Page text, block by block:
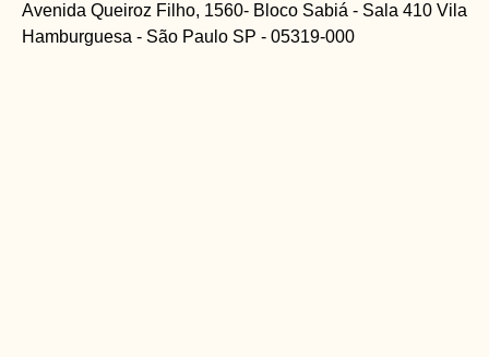
Avenida Queiroz Filho, 1560- Bloco Sabiá - Sala 410 Vila
Hamburguesa - São Paulo SP - 05319-000